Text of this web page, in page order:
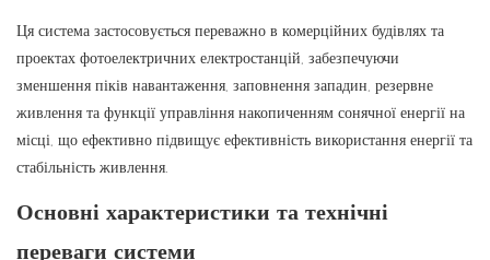
Ця система застосовується переважно в комерційних будівлях та
проектах фотоелектричних електростанцій, забезпечуючи
зменшення піків навантаження, заповнення западин, резервне
живлення та функції управління накопиченням сонячної енергії на
місці, що ефективно підвищує ефективність використання енергії та
стабільність живлення.
Основні характеристики та технічні
переваги системи